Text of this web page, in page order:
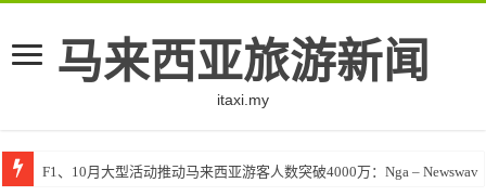
马来西亚旅游新闻
itaxi.my
F1、10月大型活动推动马来西亚游客人数突破4000万：Nga – Newswav